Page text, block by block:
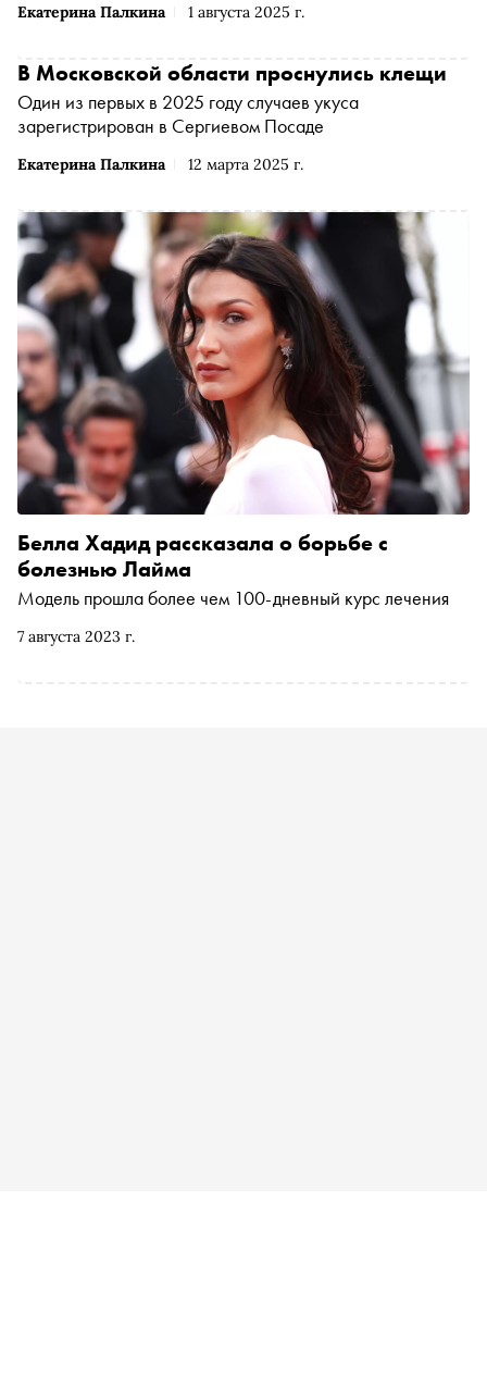
Екатерина Палкина 1 августа 2025 г.
Екатерина Палкина 12 марта 2025 г.
В Московской области проснулись клещи
Один из первых в 2025 году случаев укуса
зарегистрирован в Сергиевом Посаде
7 августа 2023 г.
Белла Хадид рассказала о борьбе с
болезнью Лайма
Модель прошла более чем 100-дневный курс лечения